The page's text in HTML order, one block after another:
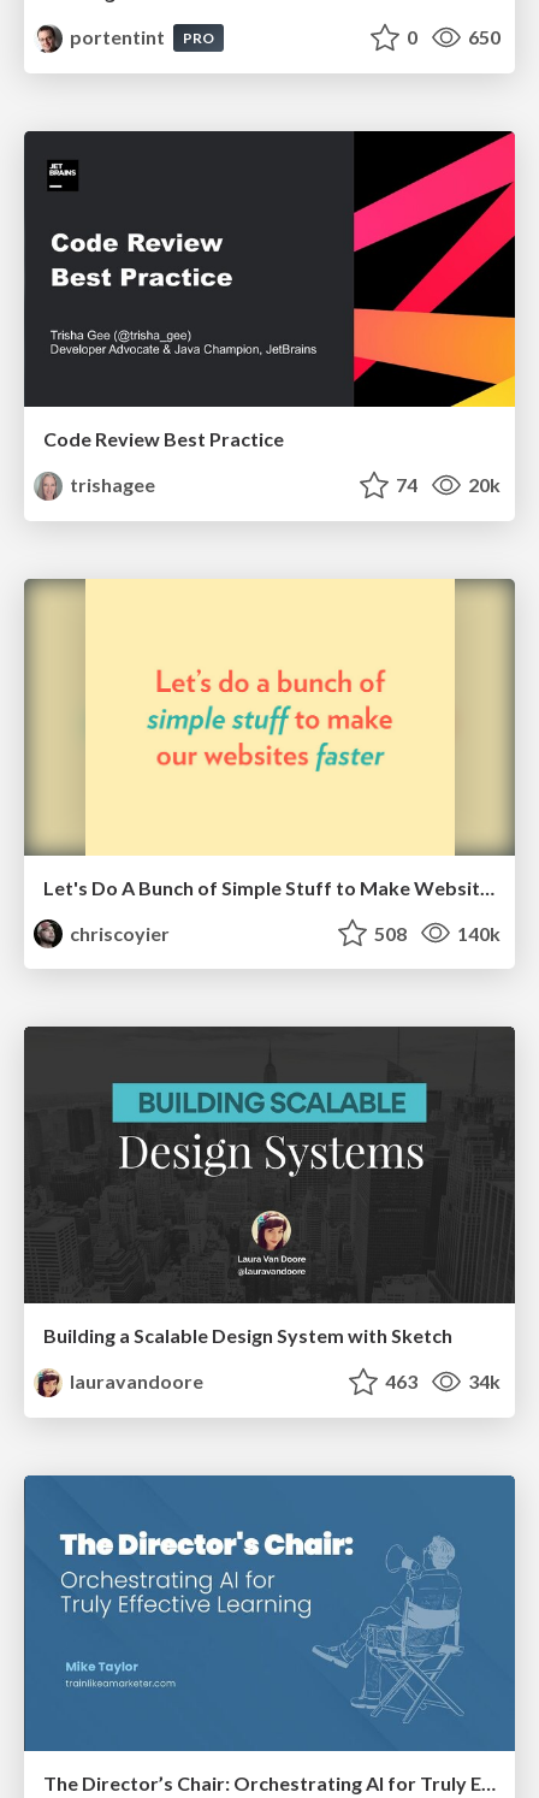
portentint
PRO 0 650
Code Review Best Practice
trishagee
74 20k
chriscoyier
508 140k
Building a Scalable Design System with Sketch
lauravandoore
463 34k
The Director’s Chair: Orchestrating AI for Truly Effective Learning